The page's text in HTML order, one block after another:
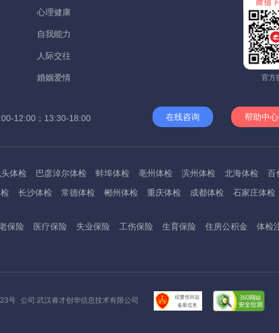
心理健康
自我能力
人际交往
婚姻爱情 官方
12:00；13:30-18:00 在线咨询 帮助中心
体检 巴彦淖尔体检 蚌埠体检 亳州体检 滨州体检 北海体检 百
长沙体检 常德体检 郴州体检 重庆体检 成都体检 石家庄体检
体检 贵阳体检 红河体检 邯郸体检 衡水体检 呼和浩特体检 呼伦
体检 鸡西体检 嘉兴体检 金华体检 景德镇体检 九江体检 吉安
廊坊体检 临汾体检 辽阳体检 连云
六盘水体检 兰州体检 陇南体检
保险 医疗保险 失业保险 工伤保险 生育保险 住房公积金 体检
号 公司:武汉睿才创华信息技术有限公司